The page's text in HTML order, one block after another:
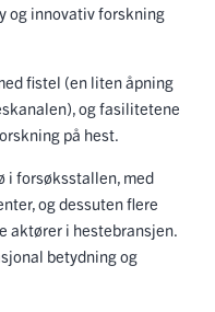
og innovativ forskning
fistel (en liten åpning
og fasilitetene
på hest.
i forsøksstallen, med
og dessuten flere
aktører i hestebransjen.
betydning og